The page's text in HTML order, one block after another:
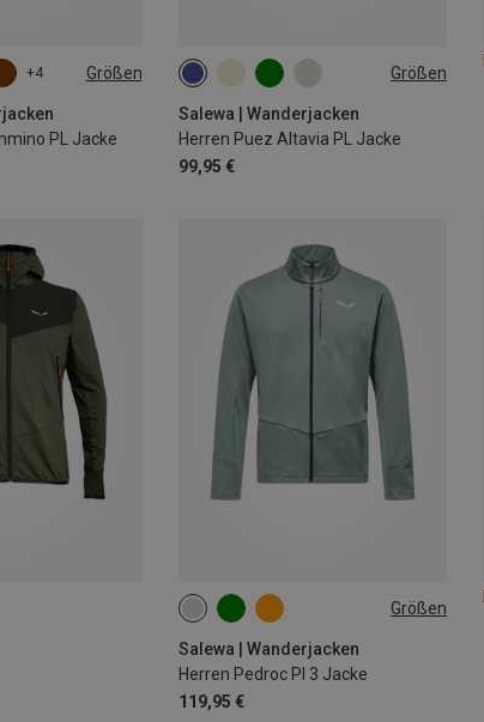
+4 Größen
PL Jacke
XL Größen
Salewa | Wanderjacken
Herren Puez Altavia PL Jacke
99,95 €
S L XXL
Größen
Salewa | Wanderjacken
Herren Pedroc Pl 3 Jacke
119,95 €
S M L
3XL